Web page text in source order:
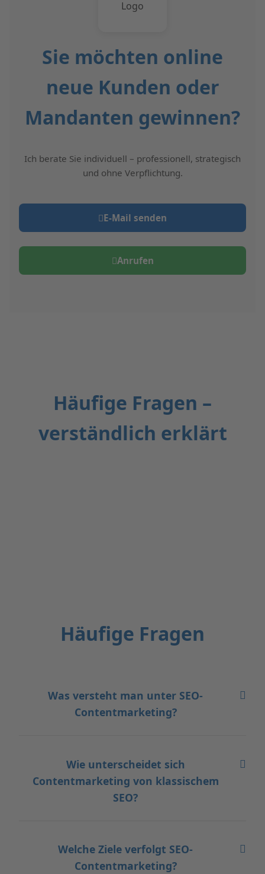
Sie möchten online
neue Kunden oder
Mandanten gewinnen?
Ich berate Sie individuell – professionell, strategisch
und ohne Verpflichtung.
E‑Mail senden
Anrufen
Häufige Fragen –
verständlich erklärt
Häufige Fragen
Was versteht man unter SEO-
Contentmarketing?
Wie unterscheidet sich
Contentmarketing von klassischem
SEO?
Welche Ziele verfolgt SEO-
Contentmarketing?